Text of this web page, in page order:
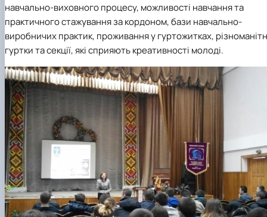
навчально-виховного процесу, можливості навчання та
практичного стажування за кордоном, бази навчально-
виробничих практик, проживання у гуртожитках,
гуртки та секції, які сприяють креативності молоді.